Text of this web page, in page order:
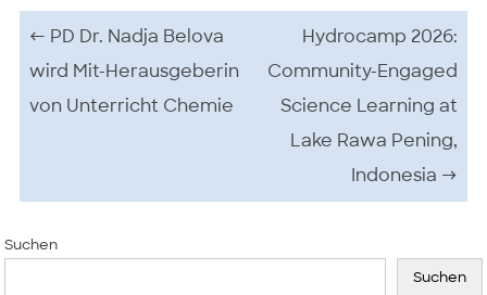
Beitrags-Navigation
← PD Dr. Nadja Belova
wird Mit-Herausgeberin
von Unterricht Chemie
Hydrocamp 2026:
Community-Engaged
Science Learning at
Lake Rawa Pening,
Indonesia →
Suchen
Suchen